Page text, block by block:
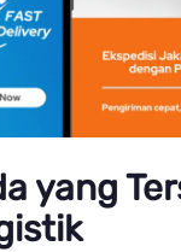
yang